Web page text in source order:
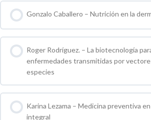
Gonzalo Caballero – Nutrición en la
0 % COMPLETO 0 / 0 pasos
Roger Rodríguez. – La biotecnología
enfermedades transmitidas por
especies
0 % COMPLETO 0 / 0 pasos
Karina Lezama – Medicina preventiva
integral